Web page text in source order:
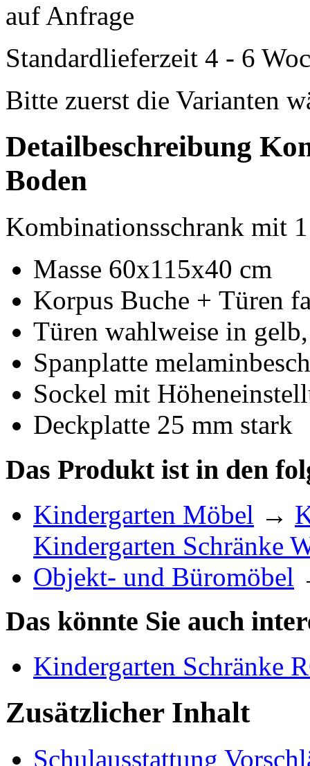
auf Anfrage
Standardlieferzeit 4 - 6
Bitte zuerst die Varianten
Detailbeschreibung
Boden
Kombinationsschrank mit
Masse 60x115x40 cm
Korpus Buche + Türen
Türen wahlweise in
Spanplatte
Sockel mit
Deckplatte 25 mm stark
Das Produkt ist in den
Kindergarten Möbel →
Kindergarten Schränke
Objekt- und Büromöbel
Das könnte Sie auch
Kindergarten Schränke
Zusätzlicher Inhalt
Schulausstattung